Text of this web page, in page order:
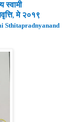
स्वामी
त्ति, मे २०१९
Sthitapradnyanand